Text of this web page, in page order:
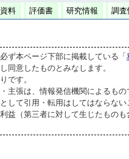
料 評価書 研究情報 調査
ず本ページ下部に掲載している「
同意したものとみなします。
です。
主張は、情報発信機関によるも
して引用・転用はしてはならない
益（第三者に対して生じたもの